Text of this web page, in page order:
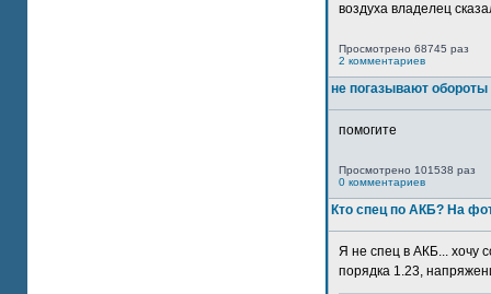
воздуха владелец
Просмотрено 68745 раз
2 комментариев
не погазывают обороты
помогите
Просмотрено 101538 раз
0 комментариев
Кто спец по АКБ? На
Я не спец в АКБ... хочу
порядка 1.23,